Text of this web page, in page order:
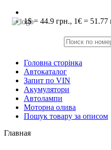
1$ = 44.9 грн., 1€ = 51.77
Головна сторінка
Автокаталог
Запит по VIN
Акумулятори
Автолампи
Моторна олива
Пошук товару за описом
Главная